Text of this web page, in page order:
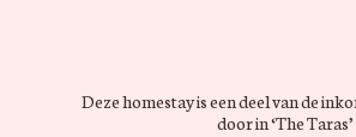
Deze homestay is een deel van de
door in ‘The